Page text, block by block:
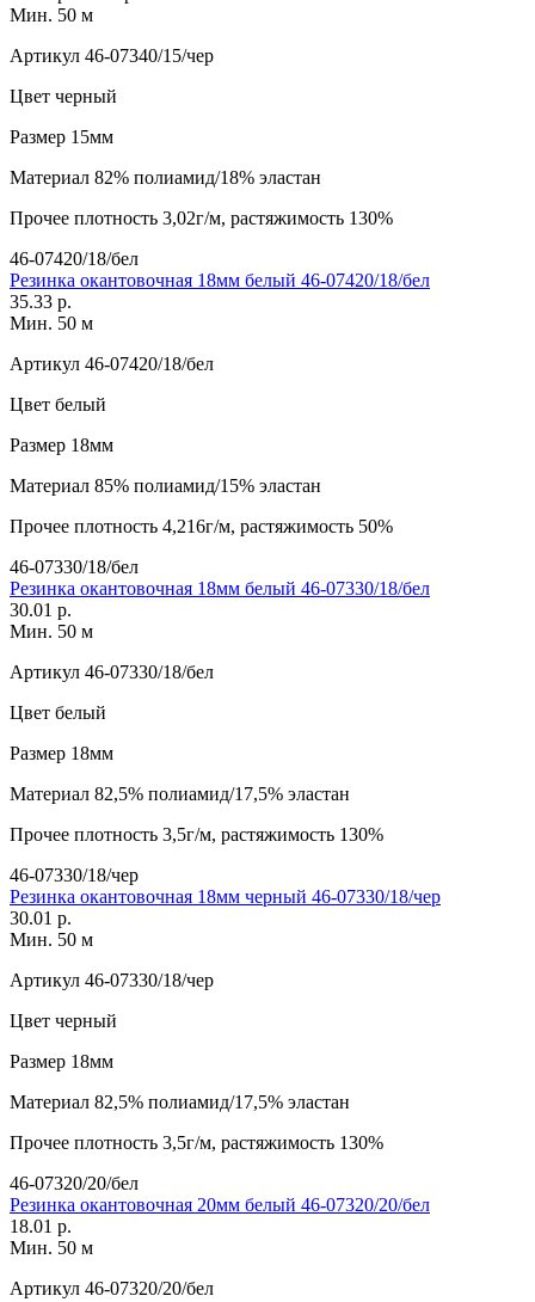
Мин. 50 м
Артикул 46-07340/15/чер
Цвет черный
Размер 15мм
Материал 82% полиамид/18% эластан
Прочее плотность 3,02г/м, растяжимость 130%
46-07420/18/бел
Резинка окантовочная 18мм белый 46-07420/18/бел
35.33 р.
Мин. 50 м
Артикул 46-07420/18/бел
Цвет белый
Размер 18мм
Материал 85% полиамид/15% эластан
Прочее плотность 4,216г/м, растяжимость 50%
46-07330/18/бел
Резинка окантовочная 18мм белый 46-07330/18/бел
30.01 р.
Мин. 50 м
Артикул 46-07330/18/бел
Цвет белый
Размер 18мм
Материал 82,5% полиамид/17,5% эластан
Прочее плотность 3,5г/м, растяжимость 130%
46-07330/18/чер
Резинка окантовочная 18мм черный 46-07330/18/чер
30.01 р.
Мин. 50 м
Артикул 46-07330/18/чер
Цвет черный
Размер 18мм
Материал 82,5% полиамид/17,5% эластан
Прочее плотность 3,5г/м, растяжимость 130%
46-07320/20/бел
Резинка окантовочная 20мм белый 46-07320/20/бел
18.01 р.
Мин. 50 м
Артикул 46-07320/20/бел